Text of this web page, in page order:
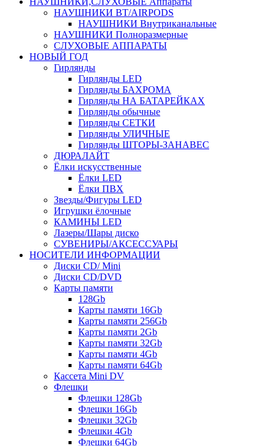
НАУШНИКИ BT/AIRPODS
НАУШНИКИ Внутриканальные
НАУШНИКИ Полноразмерные
СЛУХОВЫЕ АППАРАТЫ
НОВЫЙ ГОД
Гирлянды
Гирлянды LED
Гирлянды БАХРОМА
Гирлянды НА БАТАРЕЙКАХ
Гирлянды обычные
Гирлянды СЕТКИ
Гирлянды УЛИЧНЫЕ
Гирлянды ШТОРЫ-ЗАНАВЕС
ДЮРАЛАЙТ
Ёлки искусственные
Ёлки LED
Ёлки ПВХ
Звезды/Фигуры LED
Игрушки ёлочные
КАМИНЫ LED
Лазеры/Шары диско
СУВЕНИРЫ/АКСЕССУАРЫ
НОСИТЕЛИ ИНФОРМАЦИИ
Диски CD/ Mini
Диски CD/DVD
Карты памяти
128Gb
Карты памяти 16Gb
Карты памяти 256Gb
Карты памяти 2Gb
Карты памяти 32Gb
Карты памяти 4Gb
Карты памяти 64Gb
Кассета Mini DV
Флешки
Флешки 128Gb
Флешки 16Gb
Флешки 32Gb
Флешки 4Gb
Флешки 64Gb